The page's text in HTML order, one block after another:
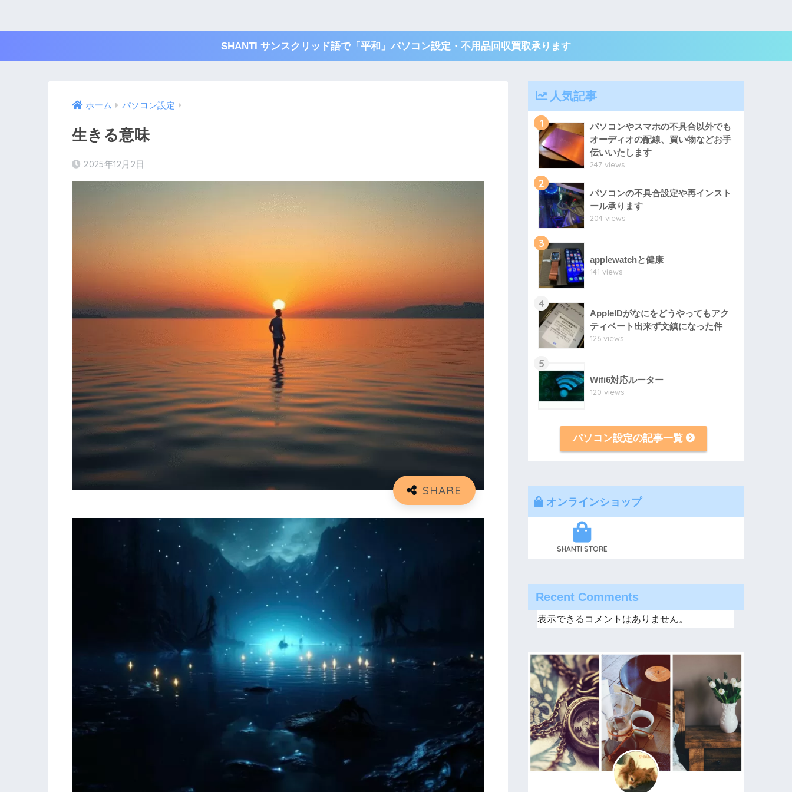
SHANTI サンスクリッド語で「平和」パソコン設定・不用品回収買取承ります
ホーム パソコン設定
生きる意味
2025年12月2日
人気記事
1
パソコンやスマホの不具合以外でも
オーディオの配線、買い物などお手
伝いいたします
247 views
2
パソコンの不具合設定や再インスト
ール承ります
204 views
3
applewatchと健康
141 views
4
AppleIDがなにをどうやってもアク
ティベート出来ず文鎮になった件
126 views
5
Wifi6対応ルーター
120 views
パソコン設定の記事一覧
オンラインショップ
SHANTI STORE
Recent Comments
表示できるコメントはありません。